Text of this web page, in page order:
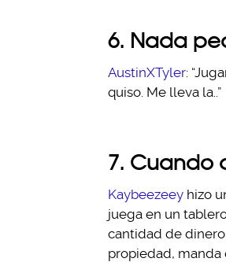
6. Nada
AustinXTyler:
quiso. Me lleva la..”
7. Cuando
Kaybeezeey hizo
juega en un
cantidad de
propiedad, manda